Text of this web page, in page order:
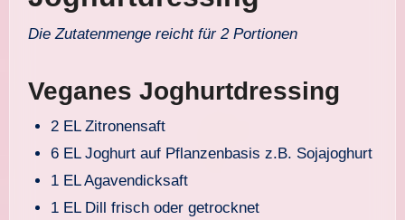
Die Zutatenmenge reicht für 2 Portionen
Veganes Joghurtdressing
2 EL Zitronensaft
6 EL Joghurt auf Pflanzenbasis z.B. Sojajoghurt
1 EL Agavendicksaft
1 EL Dill frisch oder getrocknet